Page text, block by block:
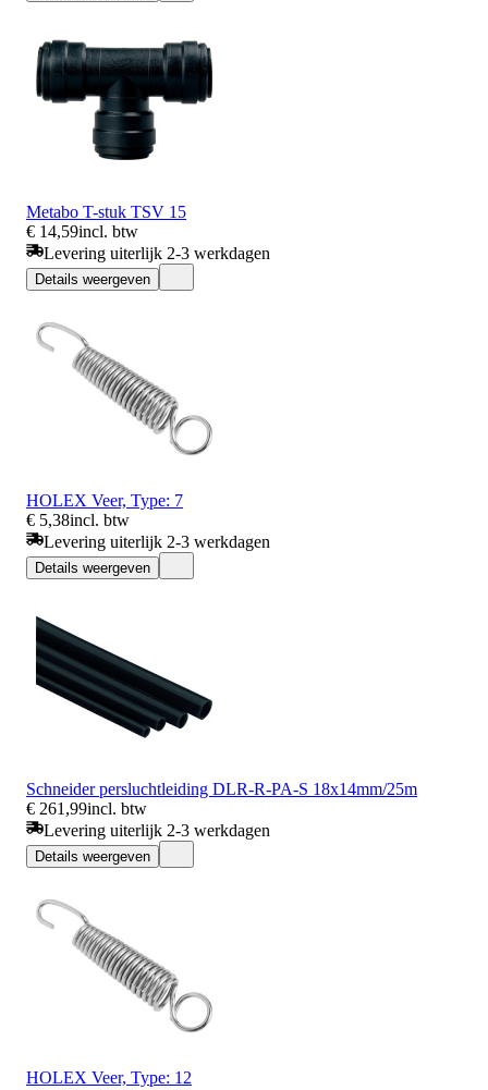
Metabo T-stuk TSV 15
€ 14,59incl. btw
Levering uiterlijk 2-3 werkdagen
Details weergeven
HOLEX Veer, Type: 7
€ 5,38incl. btw
Levering uiterlijk 2-3 werkdagen
Details weergeven
Schneider persluchtleiding DLR-R-PA-S 18x14mm/25m
€ 261,99incl. btw
Levering uiterlijk 2-3 werkdagen
Details weergeven
HOLEX Veer, Type: 12